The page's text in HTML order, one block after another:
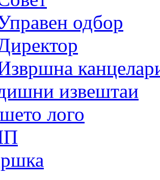
одбор
извештаи
лого